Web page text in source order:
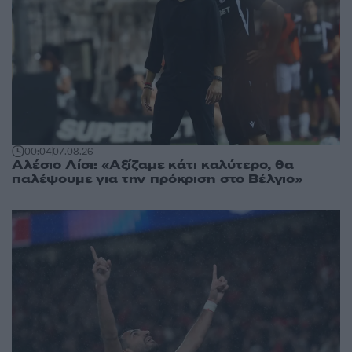
00:0407.08.26
Αλέσιο Λίσι: «Αξίζαμε κάτι καλύτερο, θα
παλέψουμε για την πρόκριση στο Βέλγιο»